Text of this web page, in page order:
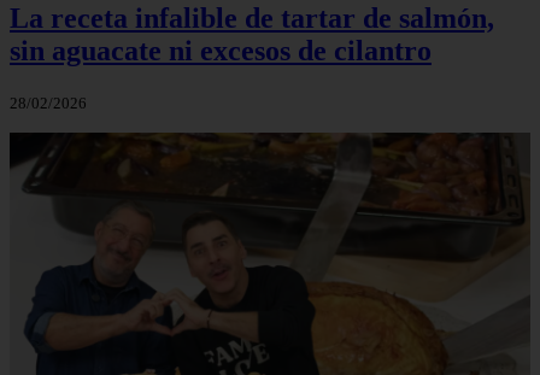
La receta infalible de tartar de salmón,
sin aguacate ni excesos de cilantro
28/02/2026